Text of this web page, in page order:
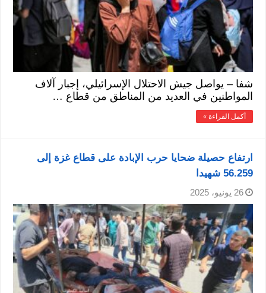
شفا – يواصل جيش الاحتلال الإسرائيلي، إجبار آلاف
المواطنين في العديد من المناطق من قطاع …
أكمل القراءة »
ارتفاع حصيلة ضحايا حرب الإبادة على قطاع غزة إلى
56.259 شهيدا
26 يونيو، 2025